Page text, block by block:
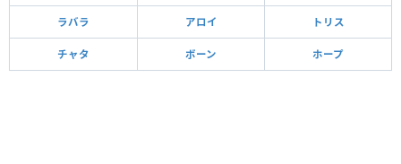
ラバラ アロイ トリス
チャタ ボーン ホープ